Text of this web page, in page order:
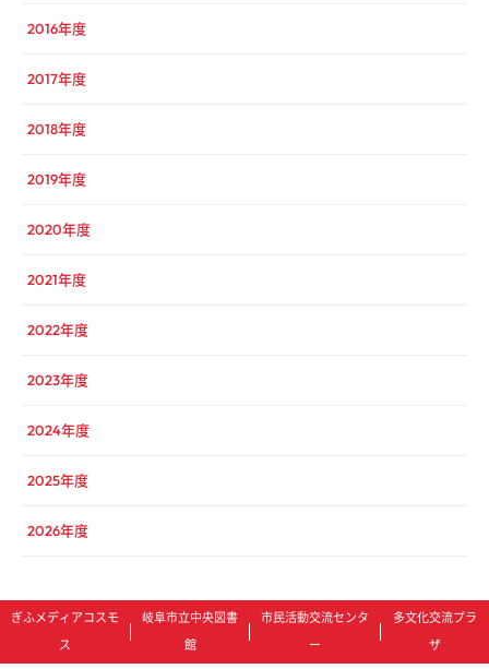
2016年度
2017年度
2018年度
2019年度
2020年度
2021年度
2022年度
2023年度
2024年度
2025年度
2026年度
ぎふメディアコスモ
ス
岐阜市立中央図書
館
市民活動交流センタ
ー
多文化交流プラ
ザ